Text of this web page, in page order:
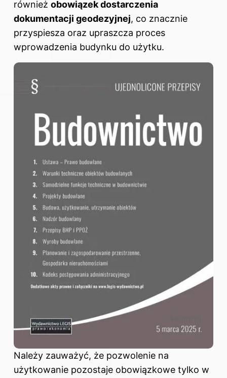
również obowiązek dostarczenia
dokumentacji geodezyjnej, co znacznie
przyspiesza oraz upraszcza proces
wprowadzenia budynku do użytku.
Należy zauważyć, że pozwolenie na
użytkowanie pozostaje obowiązkowe tylko w